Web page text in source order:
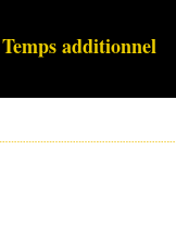
Temps additionnel